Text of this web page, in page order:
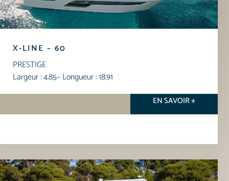
X-LINE – 60
PRESTIGE
Largeur : 4.85– Longueur : 18.91
EN SAVOIR +